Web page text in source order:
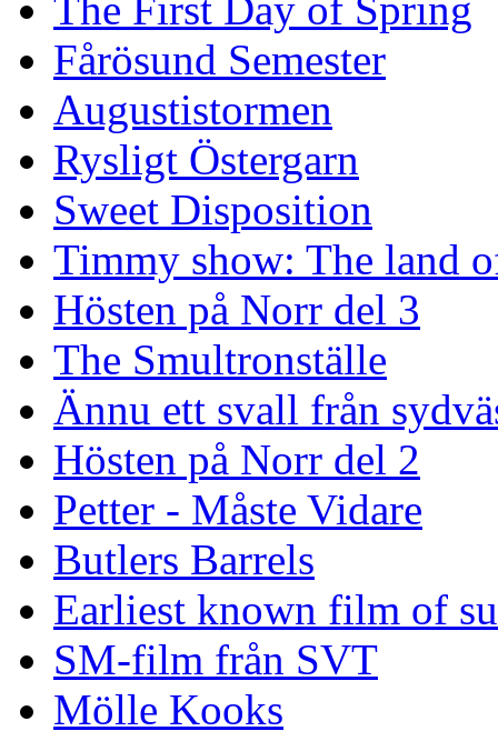
Fårösund Semester
Augustistormen
Rysligt Östergarn
Sweet Disposition
Timmy show: The land
Hösten på Norr del 3
The Smultronställe
Ännu ett svall från
Hösten på Norr del 2
Petter - Måste Vidare
Butlers Barrels
Earliest known film of
SM-film från SVT
Mölle Kooks